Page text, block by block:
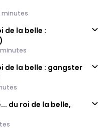
minutes
de la belle :
minutes
de la belle : gangster